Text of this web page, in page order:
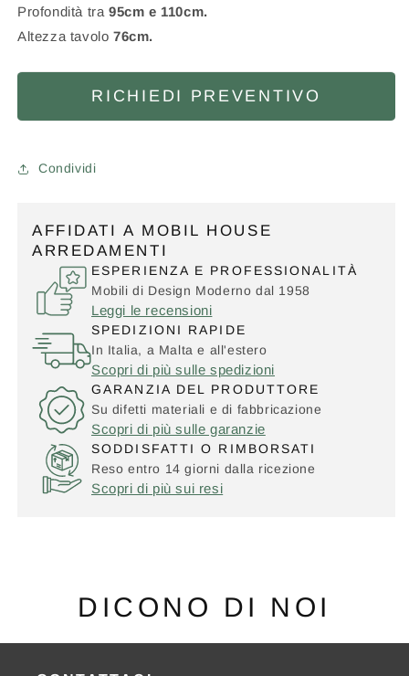
Profondità tra 95cm e 110cm.
Altezza tavolo 76cm.
RICHIEDI PREVENTIVO
Condividi
AFFIDATI A MOBIL HOUSE
ARREDAMENTI
ESPERIENZA E PROFESSIONALITÀ
Mobili di Design Moderno dal 1958
Leggi le recensioni
SPEDIZIONI RAPIDE
In Italia, a Malta e all'estero
Scopri di più sulle spedizioni
GARANZIA DEL PRODUTTORE
Su difetti materiali e di fabbricazione
Scopri di più sulle garanzie
SODDISFATTI O RIMBORSATI
Reso entro 14 giorni dalla ricezione
Scopri di più sui resi
DICONO DI NOI